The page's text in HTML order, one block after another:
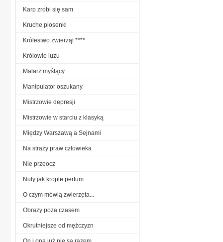
Karp zrobi się sam
Kruche piosenki
Królestwo zwierząt ****
Królowie luzu
Malarz myślący
Manipulator oszukany
Mistrzowie depresji
Mistrzowie w starciu z klasyką
Między Warszawą a Sejnami
Na straży praw człowieka
Nie przeocz
Nuty jak krople perfum
O czym mówią zwierzęta...
Obrazy poza czasem
Okrutniejsze od mężczyzn